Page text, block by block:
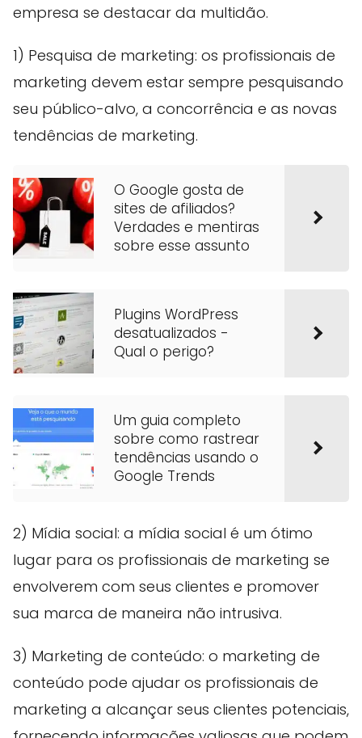
empresa se destacar da multidão.
1) Pesquisa de marketing: os profissionais de
marketing devem estar sempre pesquisando
seu público-alvo, a concorrência e as novas
tendências de marketing.
O Google gosta de
sites de afiliados?
Verdades e mentiras
sobre esse assunto
Plugins WordPress
desatualizados -
Qual o perigo?
Um guia completo
sobre como rastrear
tendências usando o
Google Trends
2) Mídia social: a mídia social é um ótimo
lugar para os profissionais de marketing se
envolverem com seus clientes e promover
sua marca de maneira não intrusiva.
3) Marketing de conteúdo: o marketing de
conteúdo pode ajudar os profissionais de
marketing a alcançar seus clientes potenciais,